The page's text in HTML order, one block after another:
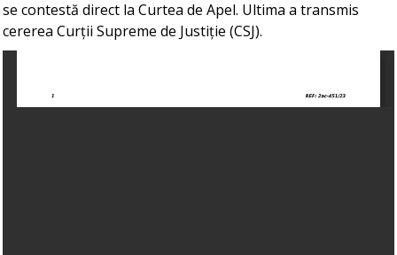
se contestă direct la Curtea de Apel. Ultima a transmis
cererea Curții Supreme de Justiție (CSJ).